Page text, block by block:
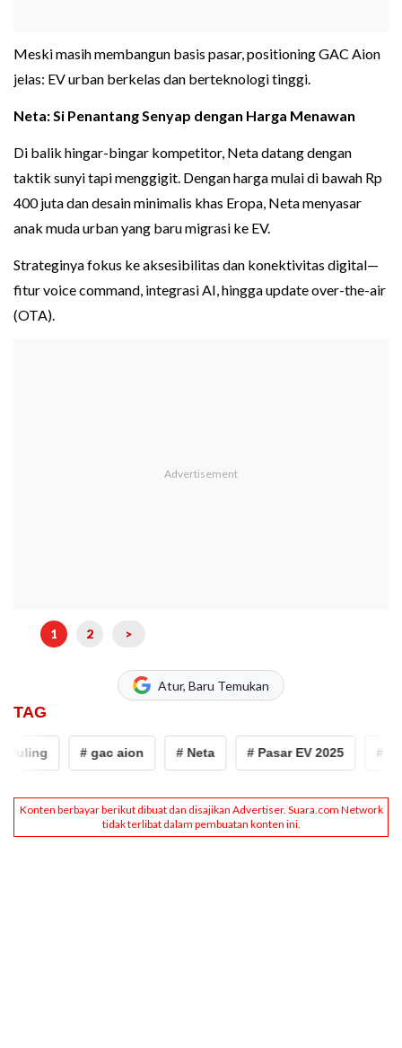
Meski masih membangun basis pasar, positioning GAC Aion
jelas: EV urban berkelas dan berteknologi tinggi.
Neta: Si Penantang Senyap dengan Harga Menawan
Di balik hingar-bingar kompetitor, Neta datang dengan
taktik sunyi tapi menggigit. Dengan harga mulai di bawah Rp
400 juta dan desain minimalis khas Eropa, Neta menyasar
anak muda urban yang baru migrasi ke EV.
Strateginya fokus ke aksesibilitas dan konektivitas digital—
fitur voice command, integrasi AI, hingga update over-the-air
(OTA).
1 2 >
Atur, Baru Temukan
TAG
# gac aion # Neta # Pasar EV 2025 #